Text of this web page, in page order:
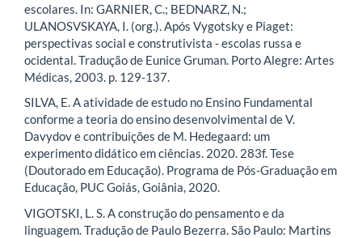
escolares. In: GARNIER, C.; BEDNARZ, N.;
ULANOSVSKAYA, I. (org.). Após Vygotsky e Piaget:
perspectivas social e construtivista - escolas russa e
ocidental. Tradução de Eunice Gruman. Porto Alegre: Artes
Médicas, 2003. p. 129-137.
SILVA, E. A atividade de estudo no Ensino Fundamental
conforme a teoria do ensino desenvolvimental de V.
Davydov e contribuições de M. Hedegaard: um
experimento didático em ciências. 2020. 283f. Tese
(Doutorado em Educação). Programa de Pós-Graduação em
Educação, PUC Goiás, Goiânia, 2020.
VIGOTSKI, L. S. A construção do pensamento e da
linguagem. Tradução de Paulo Bezerra. São Paulo: Martins